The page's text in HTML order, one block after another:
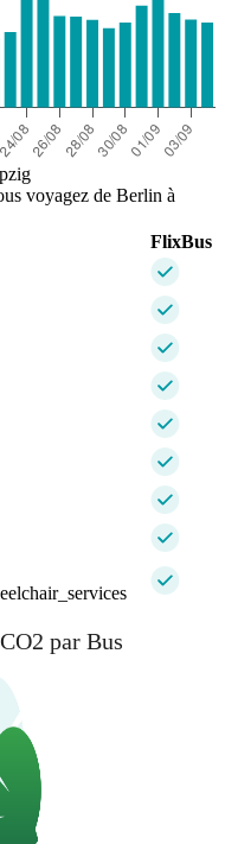
voyagez de Berlin à
FlixBus
par Bus